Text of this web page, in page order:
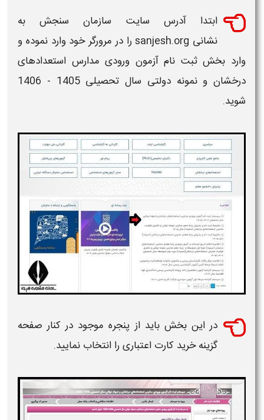
ابتدا آدرس سایت سازمان سنجش به
نشانی sanjesh.org را در مرورگر خود وارد نموده و
وارد بخشثبت نام آزمون ورودی مدارس استعدادهای
درخشان و نمونه دولتی سال تحصیلی 1405 - 1406
شوید.
در این بخش باید از پنجره موجود در کنار صفحه
گزینه خرید کارت اعتباری را انتخاب نمایید.